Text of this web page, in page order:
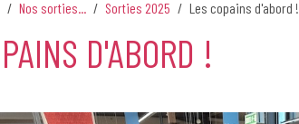
Nos sorties... Sorties 2025 Les copains d'abord !
D'ABORD !